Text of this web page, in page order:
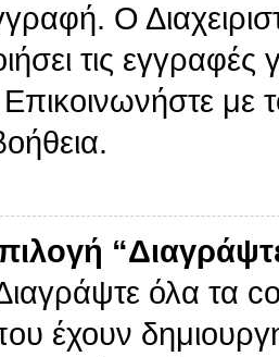
Ο
τις εγγραφές
με
όλα τα
έχουν